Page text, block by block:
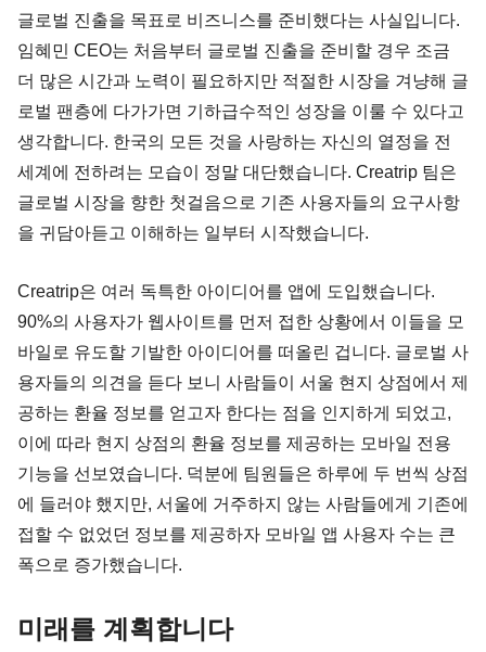
글로벌 진출을 목표로 비즈니스를 준비했다는 사실입니다.
임혜민 CEO는 처음부터 글로벌 진출을 준비할 경우 조금
더 많은 시간과 노력이 필요하지만 적절한 시장을 겨냥해 글
로벌 팬층에 다가가면 기하급수적인 성장을 이룰 수 있다고
생각합니다. 한국의 모든 것을 사랑하는 자신의 열정을 전
세계에 전하려는 모습이 정말 대단했습니다. Creatrip 팀은
글로벌 시장을 향한 첫걸음으로 기존 사용자들의 요구사항
을 귀담아듣고 이해하는 일부터 시작했습니다.
Creatrip은 여러 독특한 아이디어를 앱에 도입했습니다.
90%의 사용자가 웹사이트를 먼저 접한 상황에서 이들을 모
바일로 유도할 기발한 아이디어를 떠올린 겁니다. 글로벌 사
용자들의 의견을 듣다 보니 사람들이 서울 현지 상점에서 제
공하는 환율 정보를 얻고자 한다는 점을 인지하게 되었고,
이에 따라 현지 상점의 환율 정보를 제공하는 모바일 전용
기능을 선보였습니다. 덕분에 팀원들은 하루에 두 번씩 상점
에 들러야 했지만, 서울에 거주하지 않는 사람들에게 기존에
접할 수 없었던 정보를 제공하자 모바일 앱 사용자 수는 큰
폭으로 증가했습니다.
미래를 계획합니다